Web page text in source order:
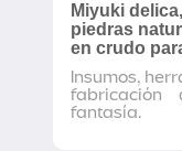
Miyuki
piedras
en crudo
Insumos,
fantasía.